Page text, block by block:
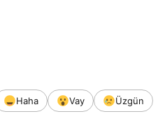
Haha Vay
Üzgün